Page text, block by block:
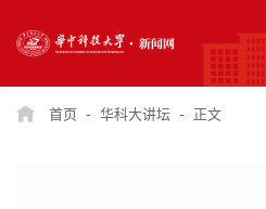
首页 - 华科大讲坛 - 正文